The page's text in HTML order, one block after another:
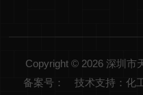
Copyright © 2026 深圳市
备案号：
技术支持：化